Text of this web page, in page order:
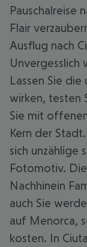
Pauschalreise
Flair
Ausflug nach
Unvergesslich
Lassen Sie die
wirken, testen
Sie mit
Kern der
sich unzählige
Fotomotiv.
Nachhinein
auch Sie
auf Menorca,
kosten. In